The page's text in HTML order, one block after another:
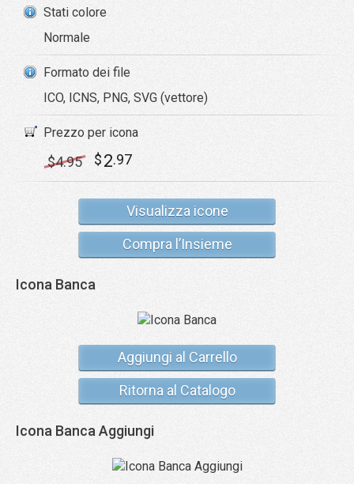
Stati colore
Normale
Formato dei file
ICO, ICNS, PNG, SVG (vettore)
Prezzo per icona
$4.95 $2.97
Visualizza icone
Compra l’Insieme
Icona Banca
Aggiungi al Carrello
Ritorna al Catalogo
Icona Banca Aggiungi